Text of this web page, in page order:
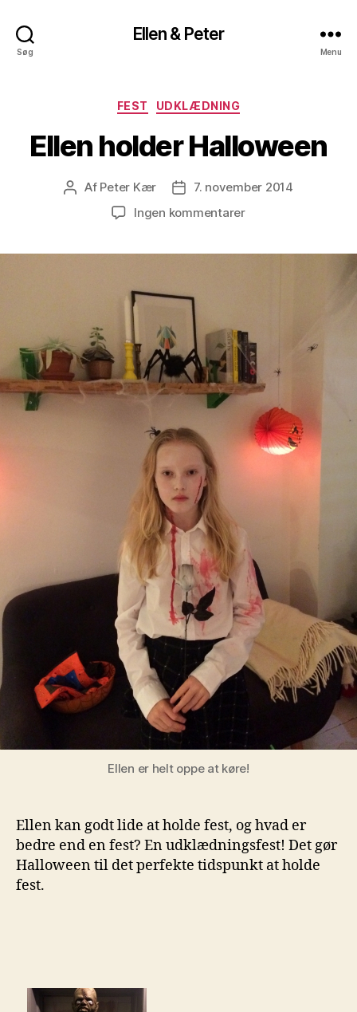
Søg
Ellen & Peter
Menu
Kategorier
FEST UDKLÆDNING
Ellen holder Halloween
Indlægsforfatter
Af Peter Kær Indlægsdato
7. november 2014
Ingen kommentarertil
Ellen er helt oppe at køre!
Ellen kan godt lide at holde fest, og hvad er
bedre end en fest? En udklædningsfest! Det gør
Halloween til det perfekte tidspunkt at holde
fest.